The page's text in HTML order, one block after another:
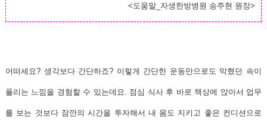
<도움말_자생한방병원 송주현 원장>
어떠세요? 생각보다 간단하죠? 이렇게 간단한 운동만으로도 막혔던 속이
풀리는 느낌을 경험할 수 있는데요 . 점심 식사 후 바로 책상에 앉아서 업무
를 보는 것보다 잠깐의 시간을 투자해서 내 몸도 지키고 좋은 컨디션으로